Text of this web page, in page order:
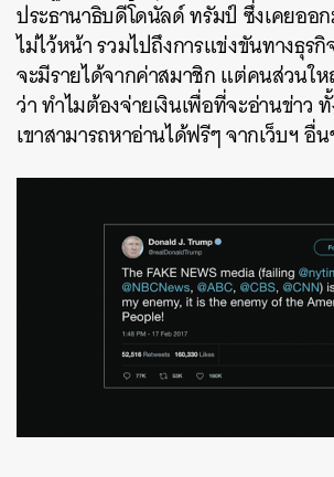
ประธานาธิบดีโดนัลด์ทรัมป์ ซึ่งเคยออ
ไม่ไว้หน้ารวมไปถึงการแข่งขันทางธุร
จะมีรายได้จากค่าสมาชิกแต่คนส่วนให
ว่าทำไมต้องจ่ายเงินเพื่อที่จะอ่านข่าว
เขาสามารถหาอ่านได้ฟรีๆจากเว็บฯอื่